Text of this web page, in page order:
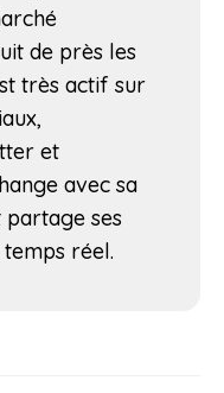
de près les
très actif sur
et
avec sa
ses
réel.